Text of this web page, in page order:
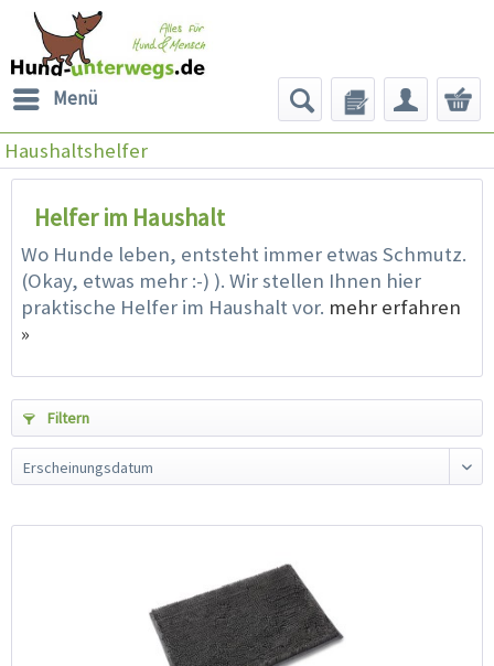
Menü
Haushaltshelfer
Helfer im Haushalt
Wo Hunde leben, entsteht immer etwas Schmutz.
(Okay, etwas mehr :-) ). Wir stellen Ihnen hier
praktische Helfer im Haushalt vor. mehr erfahren
»
Filtern